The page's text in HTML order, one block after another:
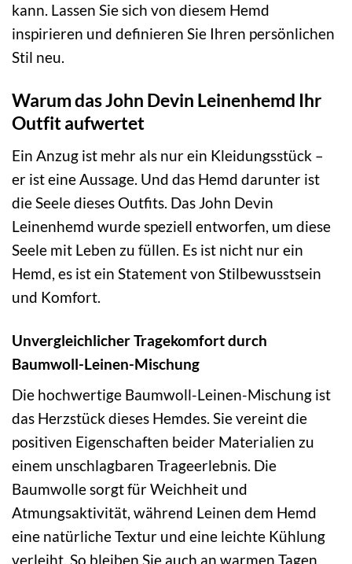
kann. Lassen Sie sich von diesem Hemd
inspirieren und definieren Sie Ihren persönlichen
Stil neu.
Warum das John Devin Leinenhemd Ihr
Outfit aufwertet
Ein Anzug ist mehr als nur ein Kleidungsstück –
er ist eine Aussage. Und das Hemd darunter ist
die Seele dieses Outfits. Das John Devin
Leinenhemd wurde speziell entworfen, um diese
Seele mit Leben zu füllen. Es ist nicht nur ein
Hemd, es ist ein Statement von Stilbewusstsein
und Komfort.
Unvergleichlicher Tragekomfort durch
Baumwoll-Leinen-Mischung
Die hochwertige Baumwoll-Leinen-Mischung ist
das Herzstück dieses Hemdes. Sie vereint die
positiven Eigenschaften beider Materialien zu
einem unschlagbaren Trageerlebnis. Die
Baumwolle sorgt für Weichheit und
Atmungsaktivität, während Leinen dem Hemd
eine natürliche Textur und eine leichte Kühlung
verleiht. So bleiben Sie auch an warmen Tagen